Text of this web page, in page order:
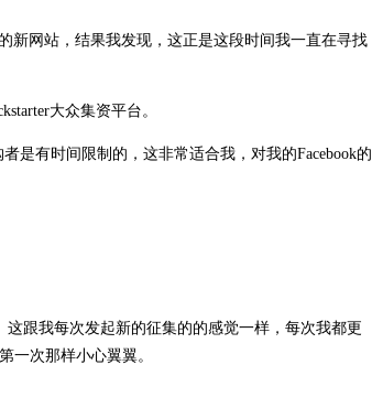
新网站，结果我发现，这正是这段时间我一直在寻找
大众集资平台。
是有时间限制的，这非常适合我，对我的Facebook的
跟我每次发起新的征集的的感觉一样，每次我都更
一次那样小心翼翼。